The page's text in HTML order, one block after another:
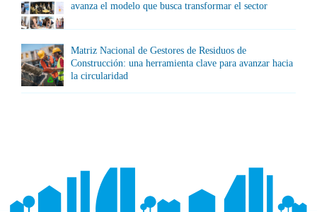
avanza el modelo que busca transformar el sector
Matriz Nacional de Gestores de Residuos de
Construcción: una herramienta clave para avanzar hacia
la circularidad